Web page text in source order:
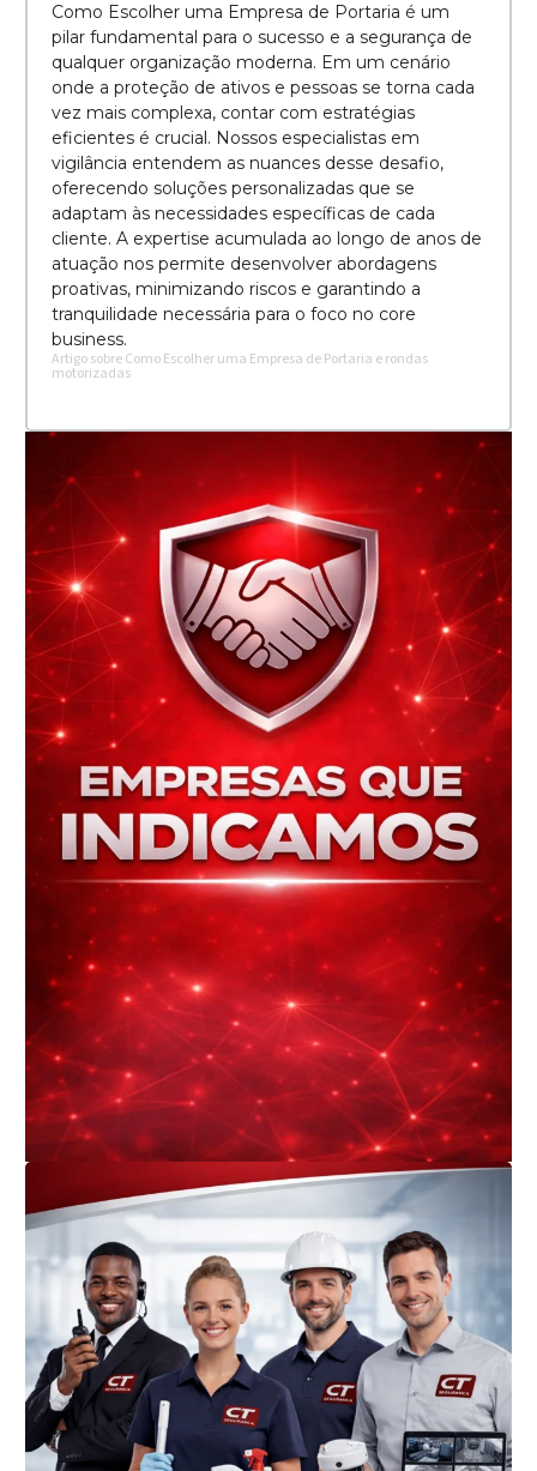
Como Escolher uma Empresa de Portaria é um
pilar fundamental para o sucesso e a segurança de
qualquer organização moderna. Em um cenário
onde a proteção de ativos e pessoas se torna cada
vez mais complexa, contar com estratégias
eficientes é crucial. Nossos especialistas em
vigilância entendem as nuances desse desafio,
oferecendo soluções personalizadas que se
adaptam às necessidades específicas de cada
cliente. A expertise acumulada ao longo de anos de
atuação nos permite desenvolver abordagens
proativas, minimizando riscos e garantindo a
tranquilidade necessária para o foco no core
business.
Artigo sobre Como Escolher uma Empresa de Portaria e rondas
motorizadas